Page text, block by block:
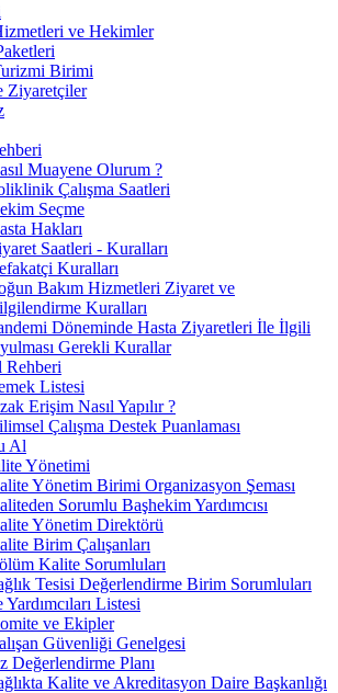
ve Hekimler
Birimi
Ziyaretçiler
Muayene Olurum ?
Çalışma Saatleri
Seçme
Hakları
Saatleri - Kuralları
Kuralları
Bakım Hizmetleri Ziyaret ve
Kuralları
Döneminde Hasta Ziyaretleri İle İlgili
Gerekli Kurallar
Rehberi
Listesi
Erişim Nasıl Yapılır ?
Çalışma Destek Puanlaması
Al
Yönetimi
Yönetim Birimi Organizasyon Şeması
Sorumlu Başhekim Yardımcısı
Yönetim Direktörü
Birim Çalışanları
Kalite Sorumluları
Tesisi Değerlendirme Birim Sorumluları
Yardımcıları Listesi
ve Ekipler
Güvenliği Genelgesi
Değerlendirme Planı
Kalite ve Akreditasyon Daire Başkanlığı